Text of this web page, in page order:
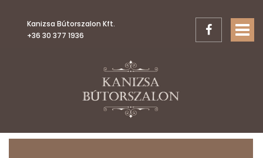
Kanizsa Bútorszalon Kft.
+36 30 377 1936